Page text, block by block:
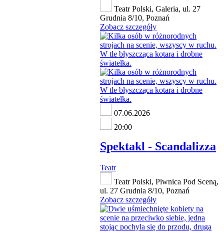
Teatr Polski, Galeria, ul. 27
Grudnia 8/10, Poznań
Zobacz szczegóły
07.06.2026
20:00
Spektakl - Scandalizza
Teatr
Teatr Polski, Piwnica Pod Sceną,
ul. 27 Grudnia 8/10, Poznań
Zobacz szczegóły